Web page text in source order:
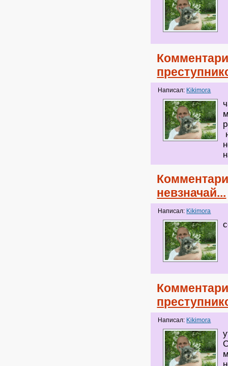
Написал: Kikimora
невзначай...
Написал: Kikimora
Написал: Kikimora